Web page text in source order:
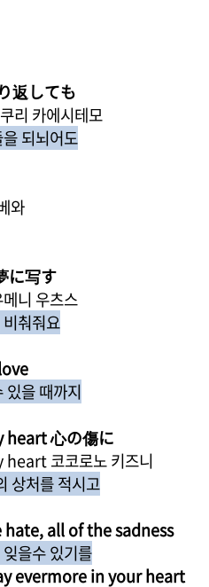
返しても
리 카에시테모
되뇌어도
와
に写す
니 우츠스
춰줘요
있을 때까지
heart 心の傷に
코코로노 키즈니
상처를 적시고
all of the sadness
을수 있기를
evermore in your heart